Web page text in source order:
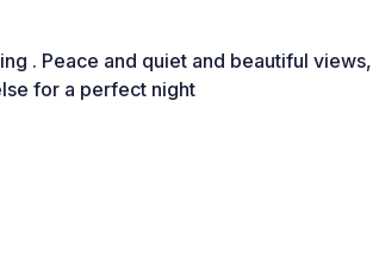
. Peace and quiet and beautiful views,
for a perfect night